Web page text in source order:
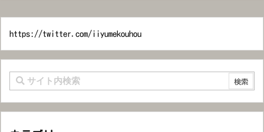
https://twitter.com/iiyumekouhou